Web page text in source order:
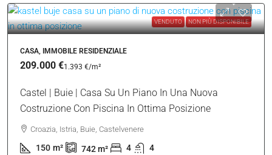
VENDUTO NON PIÙ DISPONIBILE
CASA, IMMOBILE RESIDENZIALE
209.000 €1.393 €/m²
Castel | Buie | Casa Su Un Piano In Una Nuova
Costruzione Con Piscina In Ottima Posizione
Croazia, Istria, Buie, Castelvenere
150 m² 742m² 4 4